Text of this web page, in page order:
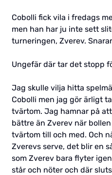
Cobolli fick vila i fredags
men han har ju inte sett
turneringen, Zverev.
Ungefär där tar det stopp
Jag skulle vilja hitta
Cobolli men jag gör ärligt
tvärtom. Jag hamnar på
bättre än Zverev när
tvärtom till och med. Och
Zverevs serve, det blir en
som Zverev bara flyter
står och nöter och där